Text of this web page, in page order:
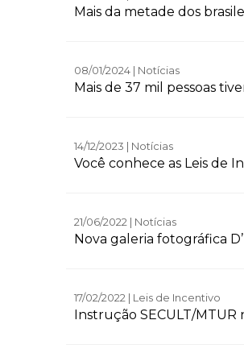
Mais da metade dos
08/01/2024 | Notícias
Mais de 37 mil pessoas
14/12/2023 | Notícias
Você conhece as Leis de
21/06/2022 | Notícias
Nova galeria fotográfica
17/02/2022 | Leis de Incentivo
Instrução SECULT/MTUR